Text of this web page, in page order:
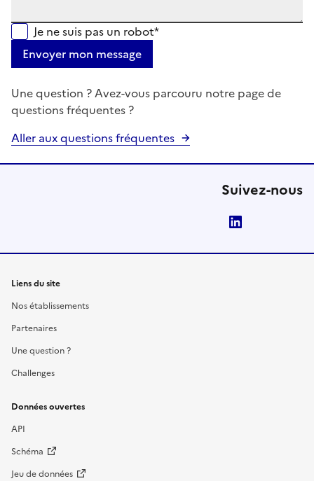
Je ne suis pas un robot*
Envoyer mon message
Une question ? Avez-vous parcouru notre page de
questions fréquentes ?
Aller aux questions fréquentes
Suivez-nous
Liens du site
Nos établissements
Partenaires
Une question ?
Challenges
Données ouvertes
API
Schéma
Jeu de données